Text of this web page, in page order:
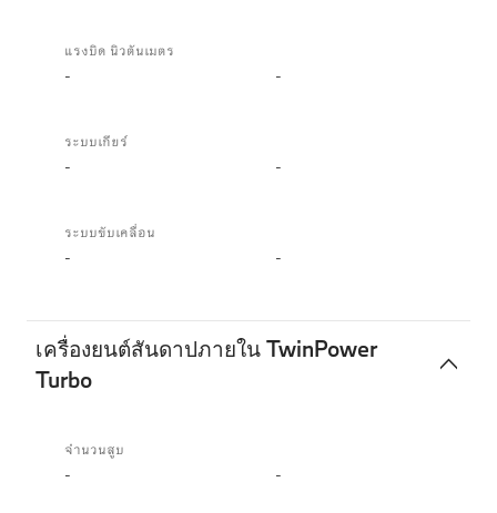
แรงบิด นิวตันเมตร
- -
ระบบเกียร์
- -
ระบบขับเคลื่อน
- -
เครื่องยนต์สันดาปภายใน TwinPower
Turbo
สันดาป
ภายใน
จำนวนสูบ
- -